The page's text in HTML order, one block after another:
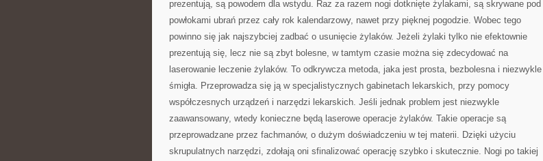
prezentują, są powodem dla wstydu. Raz za razem nogi dotknięte żylakami, są skrywane pod
powłokami ubrań przez cały rok kalendarzowy, nawet przy pięknej pogodzie. Wobec tego
powinno się jak najszybciej zadbać o usunięcie żylaków. Jeżeli żylaki tylko nie efektownie
prezentują się, lecz nie są zbyt bolesne, w tamtym czasie można się zdecydować na
laserowanie leczenie żylaków. To odkrywcza metoda, jaka jest prosta, bezbolesna i niezwykle
śmigła. Przeprowadza się ją w specjalistycznych gabinetach lekarskich, przy pomocy
współczesnych urządzeń i narzędzi lekarskich. Jeśli jednak problem jest niezwykle
zaawansowany, wtedy konieczne będą laserowe operacje żylaków. Takie operacje są
przeprowadzane przez fachmanów, o dużym doświadczeniu w tej materii. Dzięki użyciu
skrupulatnych narzędzi, zdołają oni sfinalizować operację szybko i skutecznie. Nogi po takiej